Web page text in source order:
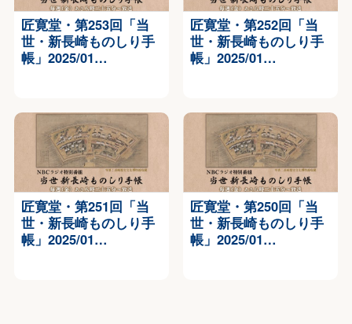
匠寛堂・第253回「当
世・新長崎ものしり手
帳」2025/01…
匠寛堂・第252回「当
世・新長崎ものしり手
帳」2025/01…
匠寛堂・第251回「当
世・新長崎ものしり手
帳」2025/01…
匠寛堂・第250回「当
世・新長崎ものしり手
帳」2025/01…